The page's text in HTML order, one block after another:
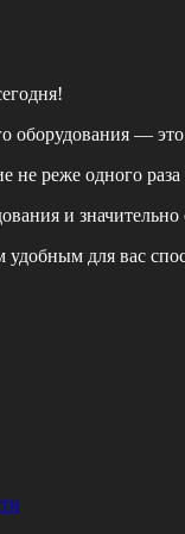
оборудования —
не реже одного раза
и
удобным для вас